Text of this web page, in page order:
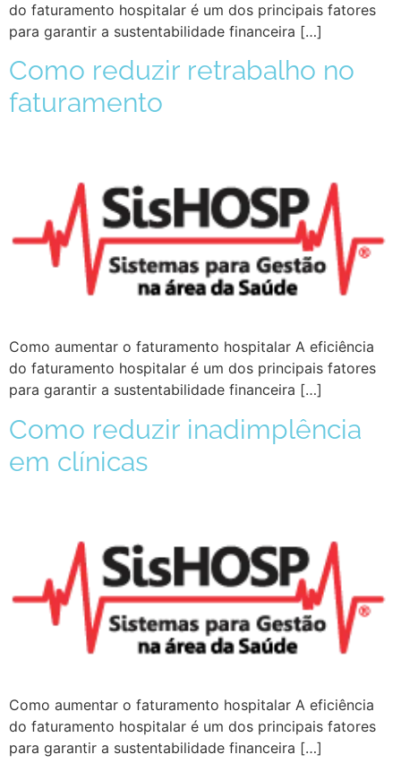
do faturamento hospitalar é um dos principais fatores
para garantir a sustentabilidade financeira […]
Como reduzir retrabalho no
faturamento
Como aumentar o faturamento hospitalar A eficiência
do faturamento hospitalar é um dos principais fatores
para garantir a sustentabilidade financeira […]
Como reduzir inadimplência
em clínicas
Como aumentar o faturamento hospitalar A eficiência
do faturamento hospitalar é um dos principais fatores
para garantir a sustentabilidade financeira […]